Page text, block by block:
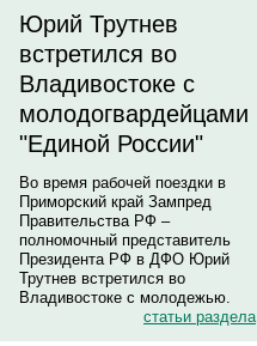
Юрий Трутнев
встретился во
Владивостоке с
молодогвардейцами
"Единой России"
Во время рабочей поездки в
Приморский край Зампред
Правительства РФ –
полномочный представитель
Президента РФ в ДФО Юрий
Трутнев встретился во
Владивостоке с молодежью.
статьи раздела